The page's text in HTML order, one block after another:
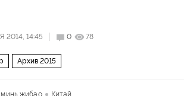
2014, 14:45 0 78
Архив 2015
жибао Китай